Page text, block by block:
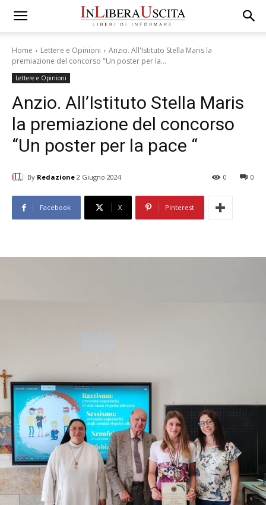
Home Lettere e Opinioni
Anzio. All'Istituto Stella Maris la
premiazione del concorso "Un poster per la...
Lettere e Opinioni
Anzio. All’Istituto Stella Maris
la premiazione del concorso
“Un poster per la pace “
By Redazione 2 Giugno 2024 0
0
Facebook X Pinterest